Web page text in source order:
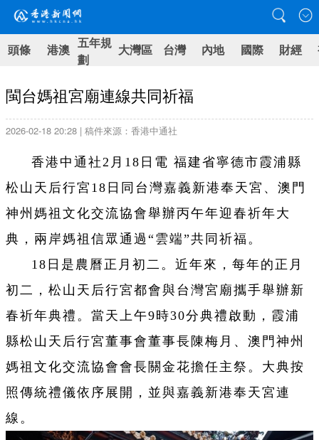
頭條 港澳 五年規
劃
大灣區 台灣 內地 國際 財經
閩台媽祖宮廟連線共同祈福
2026-02-18 20:28 | 稿件來源：香港中通社
香港中通社2月18日電 福建省寧德市霞浦縣
松山天后行宮18日同台灣嘉義新港奉天宮、澳門
神州媽祖文化交流協會舉辦丙午年迎春祈年大
典，兩岸媽祖信眾通過“雲端”共同祈福。
18日是農曆正月初二。近年來，每年的正月
初二，松山天后行宮都會與台灣宮廟攜手舉辦新
春祈年典禮。當天上午9時30分典禮啟動，霞浦
縣松山天后行宮董事會董事長陳梅月、澳門神州
媽祖文化交流協會會長關金花擔任主祭。大典按
照傳統禮儀依序展開，並與嘉義新港奉天宮連
線。